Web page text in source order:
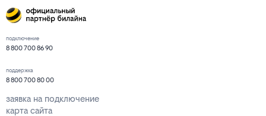
подключение
8 800 700 86 90
поддержка
8 800 700 80 00
заявка на подключение
карта сайта